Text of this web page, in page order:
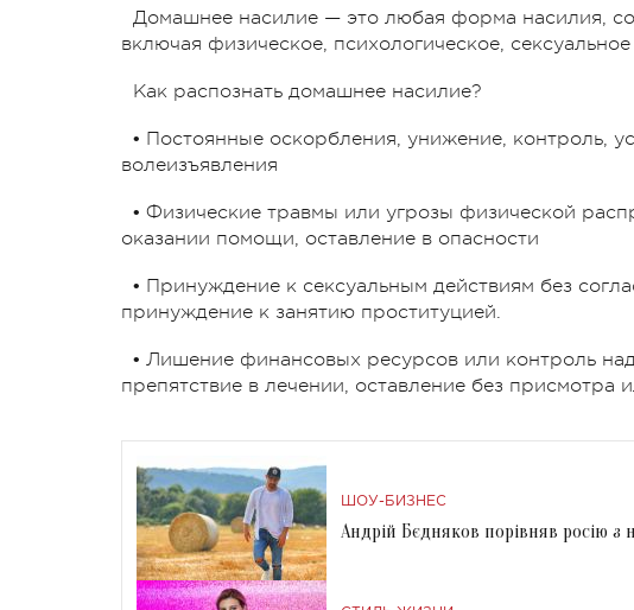
Домашнее насилие — это любая форма насилия,
включая физическое, психологическое,
Как распознать домашнее насилие?
• Постоянные оскорбления, унижение, контроль,
волеизъявления
• Физические травмы или угрозы физической
оказании помощи, оставление в опасности
• Принуждение к сексуальным действиям без
принуждение к занятию проституцией.
• Лишение финансовых ресурсов или контроль
препятствие в лечении, оставление без присмотра
ШОУ-БИЗНЕС
Андрій Бєдняков порівняв росію з